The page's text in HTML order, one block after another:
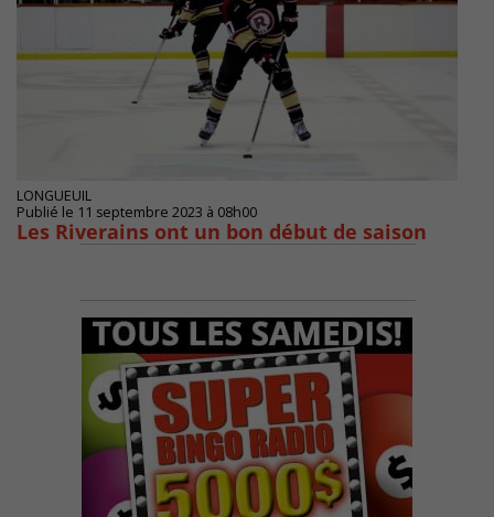
LONGUEUIL
Publié le 11 septembre 2023 à 08h00
Les Riverains ont un bon début de saison